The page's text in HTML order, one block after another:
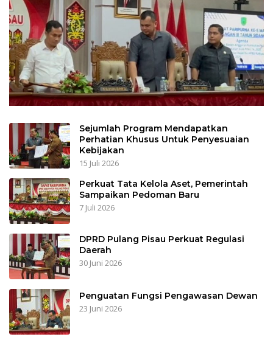
Sejumlah Program Mendapatkan
Perhatian Khusus Untuk Penyesuaian
Kebijakan
15 Juli 2026
Perkuat Tata Kelola Aset, Pemerintah
Sampaikan Pedoman Baru
7 Juli 2026
DPRD Pulang Pisau Perkuat Regulasi
Daerah
30 Juni 2026
Penguatan Fungsi Pengawasan Dewan
23 Juni 2026